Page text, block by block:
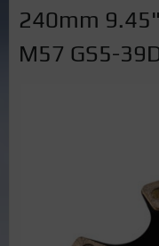
240mm
M57 GS5-